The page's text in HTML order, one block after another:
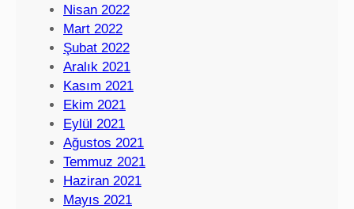
Nisan 2022
Mart 2022
Şubat 2022
Aralık 2021
Kasım 2021
Ekim 2021
Eylül 2021
Ağustos 2021
Temmuz 2021
Haziran 2021
Mayıs 2021